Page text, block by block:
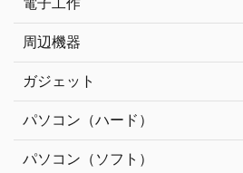
周辺機器
ガジェット
パソコン（ハード）
パソコン（ソフト）